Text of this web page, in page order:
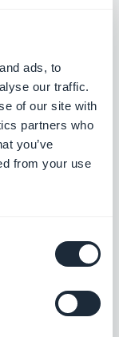
ads, to
our traffic.
of our site with
partners who
you’ve
from your use
de
sido
Media
opção de